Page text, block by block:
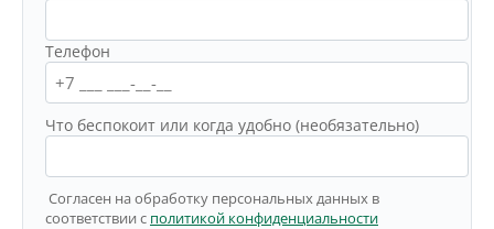
Телефон
Что беспокоит или когда удобно (необязательно)
Согласен на обработку персональных данных в
соответствии с политикой конфиденциальности